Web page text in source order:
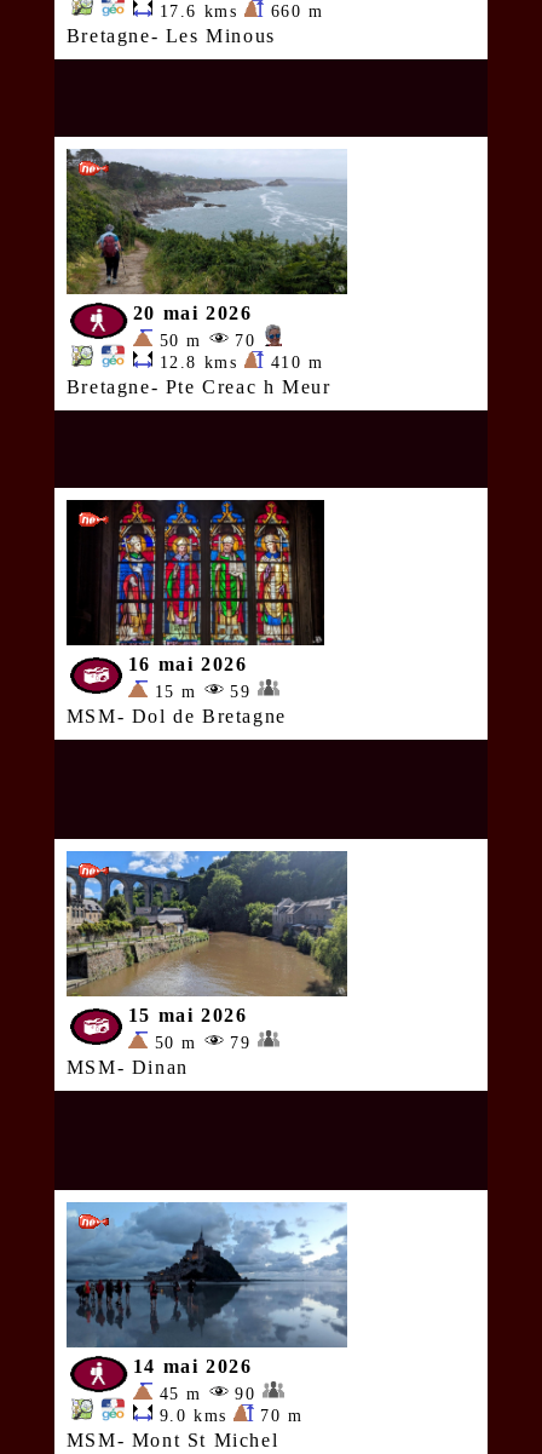
17.6 kms
660 m
Bretagne- Les Minous
20 mai 2026
50 m
70
12.8 kms
410 m
Bretagne- Pte Creac h Meur
16 mai 2026
15 m 59
MSM- Dol de Bretagne
15 mai 2026
50 m 79
MSM- Dinan
14 mai 2026
45 m
90
9.0 kms
70 m
MSM- Mont St Michel